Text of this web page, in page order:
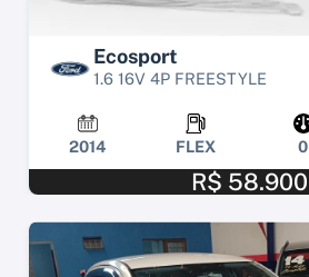
Ecosport
1.6 16V 4P FREESTYLE
2014 FLEX 0
R$ 58.900